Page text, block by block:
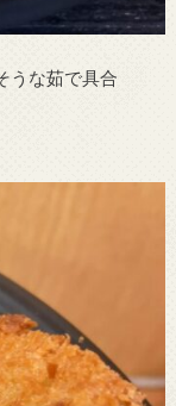
うな茹で具合